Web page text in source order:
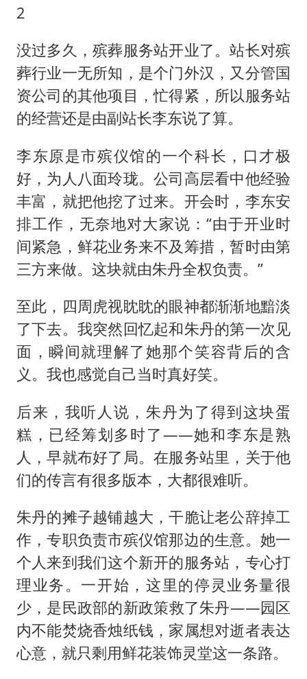
2
没过多久，殡葬服务站开业了。站长对殡
葬行业一无所知，是个门外汉，又分管国
资公司的其他项目，忙得紧，所以服务站
的经营还是由副站长李东说了算。
李东原是市殡仪馆的一个科长，口才极
好，为人八面玲珑。公司高层看中他经验
丰富，就把他挖了过来。开会时，李东安
排工作，无奈地对大家说：“由于开业时
间紧急，鲜花业务来不及筹措，暂时由第
三方来做。这块就由朱丹全权负责。”
至此，四周虎视眈眈的眼神都渐渐地黯淡
了下去。我突然回忆起和朱丹的第一次见
面，瞬间就理解了她那个笑容背后的含
义。我也感觉自己当时真好笑。
后来，我听人说，朱丹为了得到这块蛋
糕，已经筹划多时了——她和李东是熟
人，早就布好了局。在服务站里，关于他
们的传言有很多版本，大都很难听。
朱丹的摊子越铺越大，干脆让老公辞掉工
作，专职负责市殡仪馆那边的生意。她一
个人来到我们这个新开的服务站，专心打
理业务。一开始，这里的停灵业务量很
少，是民政部的新政策救了朱丹——园区
内不能焚烧香烛纸钱，家属想对逝者表达
心意，就只剩用鲜花装饰灵堂这一条路。